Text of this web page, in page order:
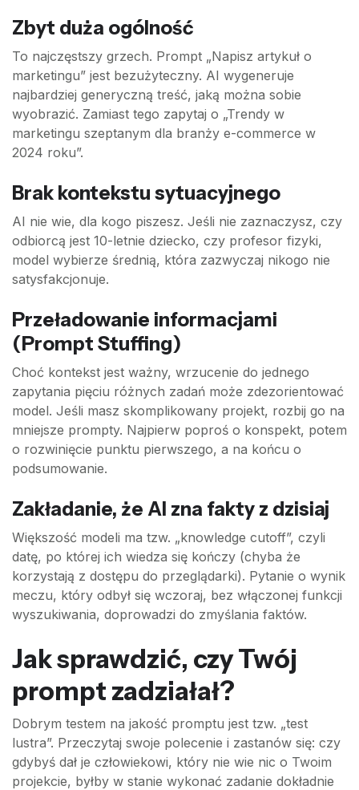
Zbyt duża ogólność
To najczęstszy grzech. Prompt „Napisz artykuł o
marketingu” jest bezużyteczny. AI wygeneruje
najbardziej generyczną treść, jaką można sobie
wyobrazić. Zamiast tego zapytaj o „Trendy w
marketingu szeptanym dla branży e-commerce w
2024 roku”.
Brak kontekstu sytuacyjnego
AI nie wie, dla kogo piszesz. Jeśli nie zaznaczysz, czy
odbiorcą jest 10-letnie dziecko, czy profesor fizyki,
model wybierze średnią, która zazwyczaj nikogo nie
satysfakcjonuje.
Przeładowanie informacjami
(Prompt Stuffing)
Choć kontekst jest ważny, wrzucenie do jednego
zapytania pięciu różnych zadań może zdezorientować
model. Jeśli masz skomplikowany projekt, rozbij go na
mniejsze prompty. Najpierw poproś o konspekt, potem
o rozwinięcie punktu pierwszego, a na końcu o
podsumowanie.
Zakładanie, że AI zna fakty z dzisiaj
Większość modeli ma tzw. „knowledge cutoff”, czyli
datę, po której ich wiedza się kończy (chyba że
korzystają z dostępu do przeglądarki). Pytanie o wynik
meczu, który odbył się wczoraj, bez włączonej funkcji
wyszukiwania, doprowadzi do zmyślania faktów.
Jak sprawdzić, czy Twój
prompt zadziałał?
Dobrym testem na jakość promptu jest tzw. „test
lustra”. Przeczytaj swoje polecenie i zastanów się: czy
gdybyś dał je człowiekowi, który nie wie nic o Twoim
projekcie, byłby w stanie wykonać zadanie dokładnie